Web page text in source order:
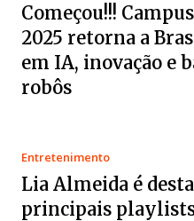
Começou!!!
2025 retorna a
em IA, inovação e
robôs
Entretenimento
Lia Almeida é
principais